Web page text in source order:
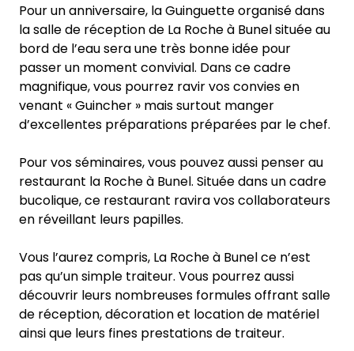
Pour un anniversaire, la Guinguette organisé dans
la salle de réception de La Roche à Bunel située au
bord de l’eau sera une très bonne idée pour
passer un moment convivial. Dans ce cadre
magnifique, vous pourrez ravir vos convies en
venant « Guincher » mais surtout manger
d’excellentes préparations préparées par le chef.
Pour vos séminaires, vous pouvez aussi penser au
restaurant la Roche à Bunel. Située dans un cadre
bucolique, ce restaurant ravira vos collaborateurs
en réveillant leurs papilles.
Vous l’aurez compris, La Roche à Bunel ce n’est
pas qu’un simple traiteur. Vous pourrez aussi
découvrir leurs nombreuses formules offrant salle
de réception, décoration et location de matériel
ainsi que leurs fines prestations de traiteur.